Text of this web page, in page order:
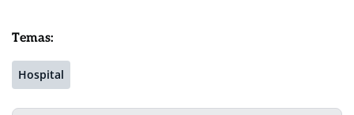
Temas:
Hospital